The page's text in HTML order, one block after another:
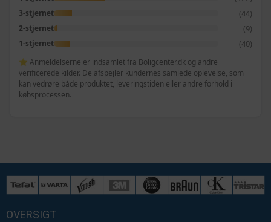
3-stjernet (44)
2-stjernet (9)
1-stjernet (40)
⭐ Anmeldelserne er indsamlet fra Boligcenter.dk og andre
verificerede kilder. De afspejler kundernes samlede oplevelse, som
kan vedrøre både produktet, leveringstiden eller andre forhold i
købsprocessen.
OVERSIGT